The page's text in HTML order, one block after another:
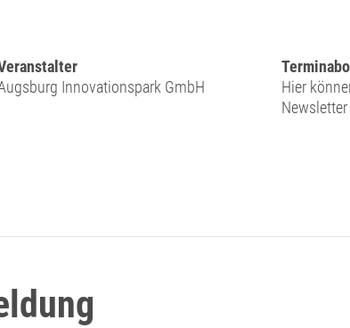
Innovationspark GmbH
Terminabo
Hier